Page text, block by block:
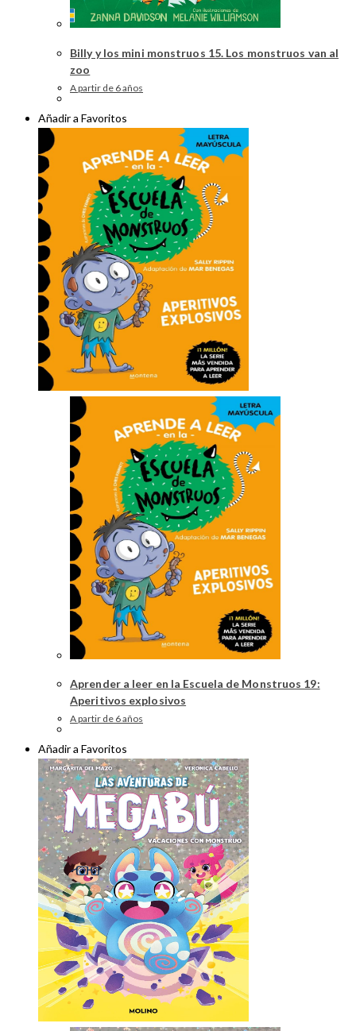
Billy y los mini monstruos 15. Los monstruos van al
zoo
A partir de 6 años
Añadir a Favoritos
Aprender a leer en la Escuela de Monstruos 19:
Aperitivos explosivos
A partir de 6 años
Añadir a Favoritos